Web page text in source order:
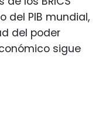
del PIB mundial,
del poder
sigue